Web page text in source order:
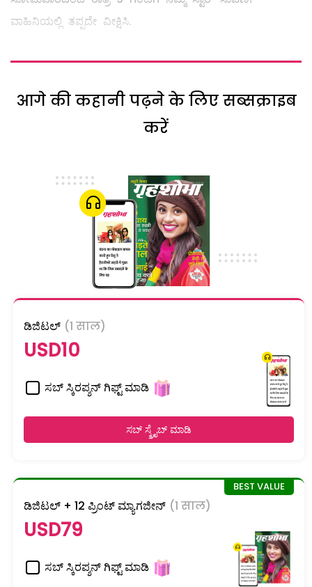
ವಾಹಿನಿಯಲ್ಲಿ ತಪ್ಪದೇ ವೀಕ್ಷಿಸಿ.
आगे की कहानी पढ़ने के लिए सब्सक्राइब
करें
ಡಿಜಿಟಲ್ (1 साल)
USD10
ಸಬ್ ಸ್ಕಿರಪ್ಶನ್ ಗಿಫ್ಟ್ ಮಾಡಿ
ಸಬ್ ಸ್ಕ್ರೈಬ್ ಮಾಡಿ
ಡಿಜಿಟಲ್ + 12 ಪ್ರಿಂಟ್ ಮ್ಯಾಗಜೀನ್ (1 साल)
USD79
ಸಬ್ ಸ್ಕಿರಪ್ಶನ್ ಗಿಫ್ಟ್ ಮಾಡಿ